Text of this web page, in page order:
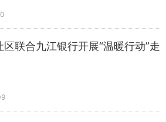
联合九江银行开展“温暖行动”走